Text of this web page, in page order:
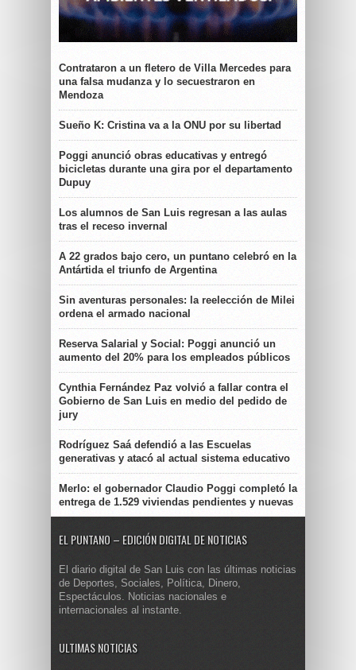
Contrataron a un fletero de Villa Mercedes para
una falsa mudanza y lo secuestraron en
Mendoza
Sueño K: Cristina va a la ONU por su libertad
Poggi anunció obras educativas y entregó
bicicletas durante una gira por el departamento
Dupuy
Los alumnos de San Luis regresan a las aulas
tras el receso invernal
A 22 grados bajo cero, un puntano celebró en la
Antártida el triunfo de Argentina
Sin aventuras personales: la reelección de Milei
ordena el armado nacional
Reserva Salarial y Social: Poggi anunció un
aumento del 20% para los empleados públicos
Cynthia Fernández Paz volvió a fallar contra el
Gobierno de San Luis en medio del pedido de
jury
Rodríguez Saá defendió a las Escuelas
generativas y atacó al actual sistema educativo
Merlo: el gobernador Claudio Poggi completó la
entrega de 1.529 viviendas pendientes y nuevas
EL PUNTANO – EDICIÓN DIGITAL DE NOTICIAS
El diario digital de San Luis con las últimas noticias
de Deportes, Sociales, Política, Dinero,
Espectáculos. Noticias nacionales e
internacionales al instante.
ULTIMAS NOTICIAS